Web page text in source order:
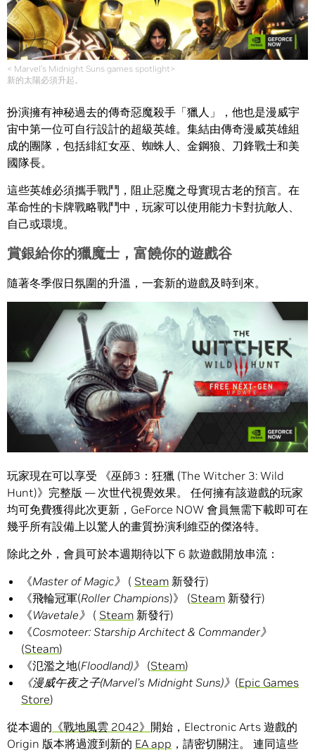
< Marvel’s Midnight Suns games spotlight>
新的太陽必須升起。
扮演擁有神秘過去的傳奇惡魔殺手「獵人」，他也是漫威宇
宙中第一位可自行設計的超級英雄。集結由傳奇漫威英雄組
成的團隊，包括緋紅女巫、蜘蛛人、金鋼狼、刀鋒戰士和美
國隊長。
這些英雄必須攜手戰鬥，阻止惡魔之母實現古老的預言。在
革命性的卡牌戰略戰鬥中，玩家可以使用能力卡對抗敵人、
自己或環境。
賞銀給你的獵魔士，富饒你的遊戲谷
隨著冬季假日氛圍的升溫，一套新的遊戲及時到來。
玩家現在可以享受 《巫師3：狂獵 (The Witcher 3: Wild
Hunt)》完整版 — 次世代視覺效果。 任何擁有該遊戲的玩家
均可免費獲得此次更新，GeForce NOW 會員無需下載即可在
幾乎所有設備上以驚人的畫質扮演利維亞的傑洛特。
除此之外，會員可於本週期待以下 6 款遊戲開放串流：
《Master of Magic》 ( Steam 新發行)
《飛輪冠軍(Roller Champions)》 (Steam 新發行)
《Wavetale》 ( Steam 新發行)
《Cosmoteer: Starship Architect & Commander》
(Steam)
《氾濫之地(Floodland)》 (Steam)
《漫威午夜之子(Marvel’s Midnight Suns)》 (Epic Games
Store)
從本週的 《戰地風雲 2042》 開始，Electronic Arts 遊戲的
Origin 版本將過渡到新的 EA app ，請密切關注。 連同這些